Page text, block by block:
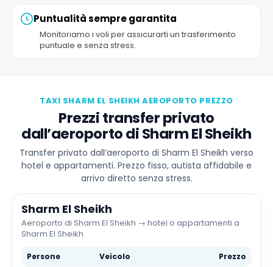
Puntualità sempre garantita
Monitoriamo i voli per assicurarti un trasferimento
puntuale e senza stress.
TAXI SHARM EL SHEIKH AEROPORTO PREZZO
Prezzi transfer privato
dall’aeroporto di Sharm El Sheikh
Transfer privato dall’aeroporto di Sharm El Sheikh verso
hotel e appartamenti. Prezzo fisso, autista affidabile e
arrivo diretto senza stress.
Sharm El Sheikh
Aeroporto di Sharm El Sheikh → hotel o appartamenti a
Sharm El Sheikh
Persone Veicolo
Prezzo